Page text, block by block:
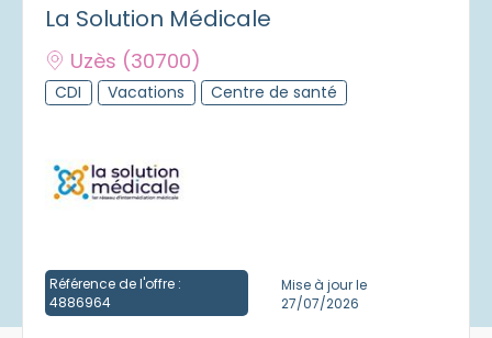
Se connecter avec Google
Se connecter avec LinkedIn
La Solution Médicale
Uzès (30700)
CDI Vacations Centre de santé
Référence de l'offre :
4886964
Mise à jour le
27/07/2026